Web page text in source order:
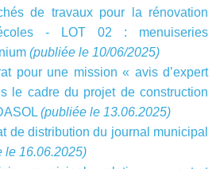
de travaux pour la rénovation
- LOT 02 : menuiseries
(publiée le 10/06/2025)
pour une mission « avis d’expert
le cadre du projet de construction
(publiée le 13.06.2025)
de distribution du journal municipal
le 16.06.2025)